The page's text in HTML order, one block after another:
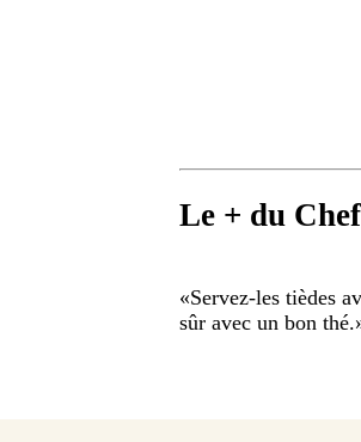
Le + du Chef
«Servez-les tièdes
sûr avec un bon thé.